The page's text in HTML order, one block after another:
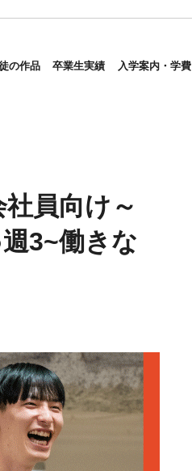
の作品 卒業生実績 入学案内・学費
員向け～
3~働きな